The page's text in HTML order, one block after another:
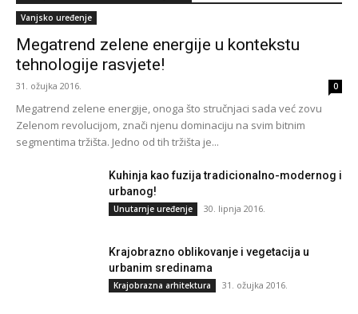
Vanjsko uređenje
Megatrend zelene energije u kontekstu
tehnologije rasvjete!
31. ožujka 2016. 0
Megatrend zelene energije, onoga što stručnjaci sada već zovu
Zelenom revolucijom, znači njenu dominaciju na svim bitnim
segmentima tržišta. Jedno od tih tržišta je...
Kuhinja kao fuzija tradicionalno-modernog i
urbanog!
Unutarnje uređenje 30. lipnja 2016.
Krajobrazno oblikovanje i vegetacija u
urbanim sredinama
Krajobrazna arhitektura 31. ožujka 2016.